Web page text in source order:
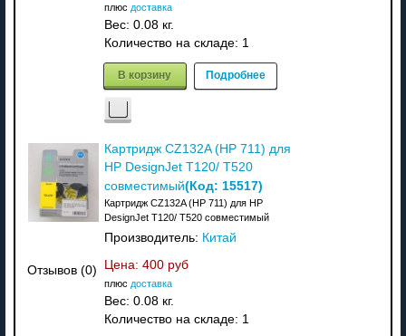
плюс доставка
Вес: 0.08 кг.
Количество на складе: 1
В корзину Подробнее
Отзывов (0)
Картридж CZ132A (HP 711) для
HP DesignJet T120/ T520
совместимый(Код: 15517)
Картридж CZ132A (HP 711) для HP
DesignJet T120/ T520 совместимый
Производитель: Китай
Цена: 400 руб
плюс доставка
Вес: 0.08 кг.
Количество на складе: 1